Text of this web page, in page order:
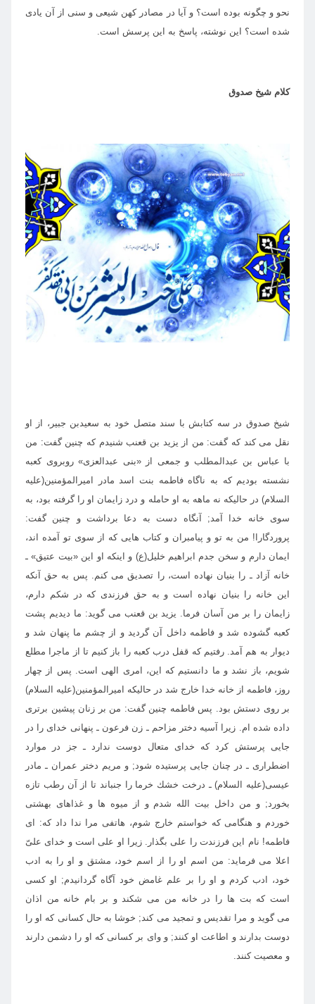
نحو و چگونه بوده است؟ و آيا در مصادر كهن شيعى و سنى از آن يادى
شده است؟ اين نوشته، پاسخ به اين پرسش است.
كلام شيخ صدوق
شيخ صدوق در سه كتابش با سند متصل خود به سعيدبن جبير، از او
نقل مى كند كه گفت: من از يزيد بن قعنب شنيدم كه چنين گفت: من
با عباس بن عبدالمطلب و جمعى از «بنى عبدالعزى» روبروى كعبه
نشسته بوديم كه به ناگاه فاطمه بنت اسد مادر اميرالمؤمنين(عليه
السلام) در حاليكه نه ماهه به او حامله و درد زايمان او را گرفته بود، به
سوى خانه خدا آمد; آنگاه دست به دعا برداشت و چنين گفت:
پروردگارا! من به تو و پيامبران و كتاب هايى كه از سوى تو آمده اند،
ايمان دارم و سخن جدم ابراهيم خليل(ع) و اينكه او اين «بيت عتيق» ـ
خانه آزاد ـ را بنيان نهاده است، را تصديق مى كنم. پس به حق آنكه
اين خانه را بنيان نهاده است و به حق فرزندى كه در شكم دارم،
زايمان را بر من آسان فرما. يزيد بن قعنب مى گويد: ما ديديم پشت
كعبه گشوده شد و فاطمه داخل آن گرديد و از چشم ما پنهان شد و
ديوار به هم آمد. رفتيم كه قفل درب كعبه را باز كنيم تا از ماجرا مطلع
شويم، باز نشد و ما دانستيم كه اين، امرى الهى است. پس از چهار
روز، فاطمه از خانه خدا خارج شد در حاليكه اميرالمؤمنين(عليه السلام)
بر روى دستش بود. پس فاطمه چنين گفت: من بر زنان پيشين برترى
داده شده ام. زيرا آسيه دختر مزاحم ـ زن فرعون ـ پنهانى خداى را در
جايى پرستش كرد كه خداى متعال دوست ندارد ـ جز در موارد
اضطرارى ـ در چنان جايى پرستيده شود; و مريم دختر عمران ـ مادر
عيسى(عليه السلام) ـ درخت خشك خرما را جنباند تا از آن رطب تازه
بخورد; و من داخل بيت الله شدم و از ميوه ها و غذاهاى بهشتى
خوردم و هنگامى كه خواستم خارج شوم، هاتفى مرا ندا داد كه: اى
فاطمه! نام اين فرزندت را على بگذار. زيرا او على است و خداى علىّ
اعلا مى فرمايد: من اسم او را از اسم خود، مشتق و او را به ادب
خود، ادب كردم و او را بر علم غامض خود آگاه گردانيدم; او كسى
است كه بت ها را در خانه من مى شكند و بر بام خانه من اذان
مى گويد و مرا تقديس و تمجيد مى كند; خوشا به حال كسانى كه او را
دوست بدارند و اطاعت او كنند; و واى بر كسانى كه او را دشمن دارند
و معصيت كنند.